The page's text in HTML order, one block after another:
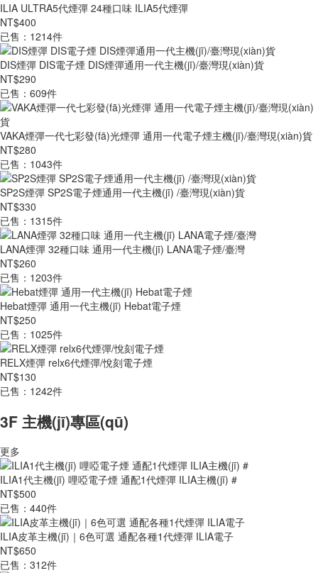
ILIA ULTRA5代煙彈 24種口味 ILIA5代煙彈
NT$400
已售：1214件
DIS煙彈 DIS電子煙 DIS煙彈通用一代主機(jī)/臺灣現(xiàn)貨
NT$290
已售：609件
VAKA煙彈一代七彩發(fā)光煙彈 通用一代電子煙主機(jī)/臺灣現(xiàn)貨
NT$280
已售：1043件
SP2S煙彈 SP2S電子煙通用一代主機(jī) /臺灣現(xiàn)貨
NT$330
已售：1315件
LANA煙彈 32種口味 通用一代主機(jī) LANA電子煙/臺灣
NT$260
已售：1203件
Hebat煙彈 通用一代主機(jī) Hebat電子煙
NT$250
已售：1025件
RELX煙彈 relx6代煙彈/悅刻電子煙
NT$130
已售：1242件
3F 主機(jī)專區(qū)
更多
ILIA1代主機(jī) 哩啞電子煙 通配1代煙彈 ILIA主機(jī) #
NT$500
已售：440件
ILIA皮革主機(jī)｜6色可選 通配各種1代煙彈 ILIA電子
NT$650
已售：312件